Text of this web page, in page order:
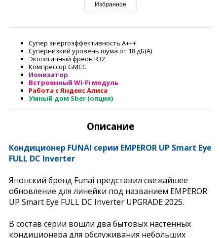
Избранное
Супер энергоэффективность А+++
Супернизкий уровень шума от 18 дБ(А)
Экологичный фреон R32
Компрессор GMCC
Ионизатор
Встроенный Wi-Fi модуль
Работа с Яндекс Алиса
Умный дом Sber (опция)
Описание
Кондиционер FUNAI серии EMPEROR UP Smart Eye
FULL DC Inverter
Японский бренд Funai представил свежайшее
обновление для линейки под названием EMPEROR
UP Smart Eye FULL DC Inverter UPGRADE 2025.
В состав серии вошли два бытовых настенных
кондиционера для обслуживания небольших